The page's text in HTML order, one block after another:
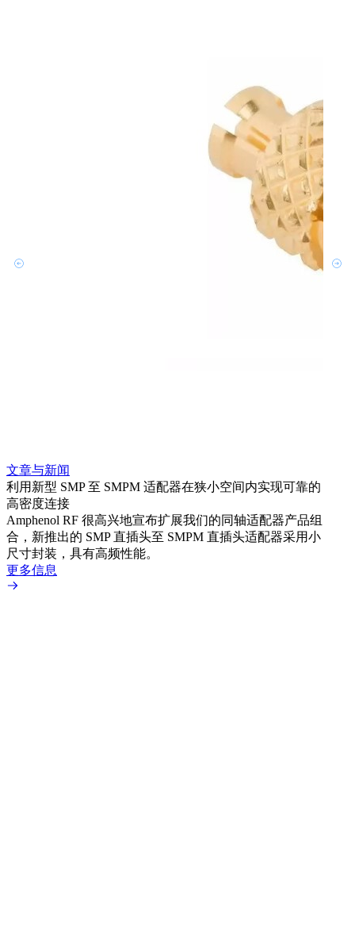
文章与新闻
利用新型 SMP 至 SMPM 适配器在狭小空间内实现可靠的
高密度连接
Amphenol RF 很高兴地宣布扩展我们的同轴适配器产品组
合，新推出的 SMP 直插头至 SMPM 直插头适配器采用小
尺寸封装，具有高频性能。
更多信息